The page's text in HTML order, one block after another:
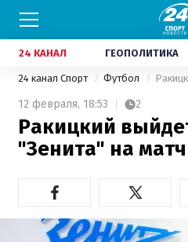
24 КАНАЛ ГЕОПОЛИТИКА
24 канал Спорт Футбол
12 февраля, 18:53 2
Ракицкий
"Зенита" на